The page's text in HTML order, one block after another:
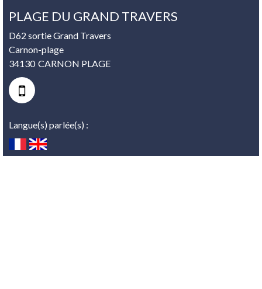
PLAGE DU GRAND TRAVERS
D62 sortie Grand Travers
Carnon-plage
34130 CARNON PLAGE
Langue(s) parlée(s) :